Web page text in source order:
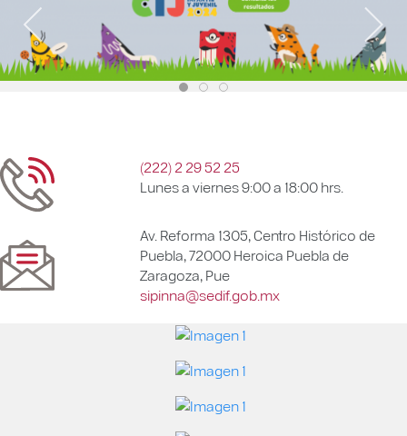
(222) 2 29 52 25
Lunes a viernes 9:00 a 18:00 hrs.
Av. Reforma 1305, Centro Histórico de
Puebla, 72000 Heroica Puebla de
Zaragoza, Pue
sipinna@sedif.gob.mx